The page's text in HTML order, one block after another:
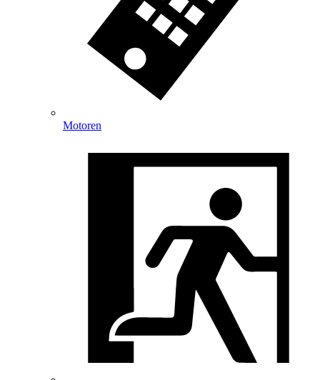
Motoren